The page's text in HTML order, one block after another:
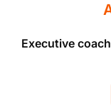
Executive